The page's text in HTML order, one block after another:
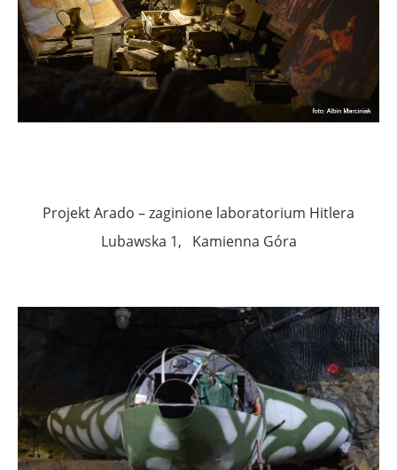
Projekt Arado – zaginione laboratorium Hitlera
Lubawska 1, Kamienna Góra